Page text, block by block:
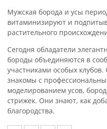
Мужская борода и усы
витаминизируют и
растительного
Сегодня обладатели
бороды объединяются в
участниками особых
знакомы с
моделированием усов,
стрижек. Они знают, как
благородства.